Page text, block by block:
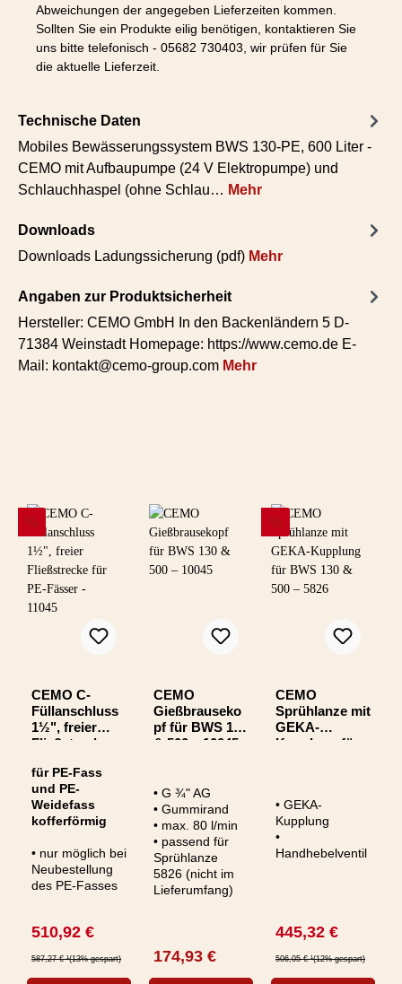
Abweichungen der angegeben Lieferzeiten kommen.
Sollten Sie ein Produkte eilig benötigen, kontaktieren Sie
uns bitte telefonisch - 05682 730403, wir prüfen für Sie
die aktuelle Lieferzeit.
Technische Daten
Mobiles Bewässerungssystem BWS 130-PE, 600 Liter -
CEMO mit Aufbaupumpe (24 V Elektropumpe) und
Schlauchhaspel (ohne Schlau… Mehr
Downloads
Downloads Ladungssicherung (pdf) Mehr
Angaben zur Produktsicherheit
Hersteller: CEMO GmbH In den Backenländern 5 D-
71384 Weinstadt Homepage: https://www.cemo.de E-
Mail: kontakt@cemo-group.com Mehr
Rabatt
%
CEMO C-
Füllanschluss
1½", freier
Fließstrecke
11045
für PE-Fass
und PE-
Weidefass
kofferförmig
• nur möglich bei
Neubestellung
des PE-Fasses
Verkaufspreis:
510,92 €
587,27 € ¹(13% gespart)
CEMO
Gießbrauseko
pf für BWS 130
& 500 – 10045
• G ¾" AG
• Gummirand
• max. 80 l/min
• passend für
Sprühlanze
5826 (nicht im
Lieferumfang)
Regulärer Preis:
174,93 €
Rabatt
%
CEMO
Sprühlanze mit
GEKA-
Kupplung für
• GEKA-
Kupplung
•
Handhebelventil
Verkaufspreis:
445,32 €
506,05 € ¹(12% gespart)